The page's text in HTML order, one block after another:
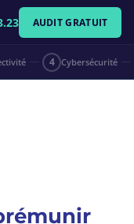
AUDIT GRATUIT
4 Cybersécurité